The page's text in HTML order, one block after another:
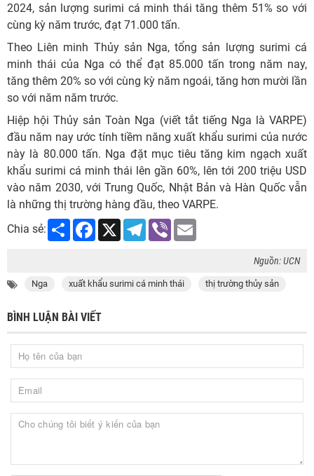
2024, sản lượng surimi cá minh thái tăng thêm 51% so với
cùng kỳ năm trước, đạt 71.000 tấn.
Theo Liên minh Thủy sản Nga, tổng sản lượng surimi cá
minh thái của Nga có thể đạt 85.000 tấn trong năm nay,
tăng thêm 20% so với cùng kỳ năm ngoái, tăng hơn mười lần
so với năm năm trước.
Hiệp hội Thủy sản Toàn Nga (viết tắt tiếng Nga là VARPE)
đầu năm nay ước tính tiềm năng xuất khẩu surimi của nước
này là 80.000 tấn. Nga đặt mục tiêu tăng kim ngạch xuất
khẩu surimi cá minh thái lên gần 60%, lên tới 200 triệu USD
vào năm 2030, với Trung Quốc, Nhật Bản và Hàn Quốc vẫn
là những thị trường hàng đầu, theo VARPE.
Chia sẻ:
Share Facebook
X Telegram
Viber
Nguồn: UCN
Nga xuất khẩu surimi cá minh thái thị trường thủy sản
BÌNH LUẬN BÀI VIẾT